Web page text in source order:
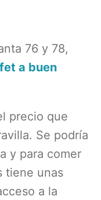
76 y 78,
a buen
precio que
Se podría
y para comer
tiene unas
a la